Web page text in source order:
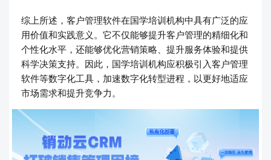
综上所述，客户管理软件在国学培训机构中具有广泛的应
用价值和实践意义。它不仅能够提升客户管理的精细化和
个性化水平，还能够优化营销策略、提升服务体验和提供
科学决策支持。因此，国学培训机构应积极引入客户管理
软件等数字化工具，加速数字化转型进程，以更好地适应
市场需求和提升竞争力。